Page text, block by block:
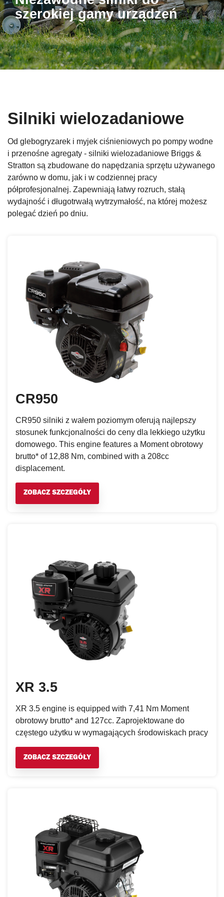
szerokiej gamy urządzeń
Silniki wielozadaniowe
Od glebogryzarek i myjek ciśnieniowych po pompy wodne
i przenośne agregaty - silniki wielozadaniowe Briggs &
Stratton są zbudowane do napędzania sprzętu używanego
zarówno w domu, jak i w codziennej pracy
półprofesjonalnej. Zapewniają łatwy rozruch, stałą
wydajność i długotrwałą wytrzymałość, na której możesz
polegać dzień po dniu.
CR950
CR950 silniki z wałem poziomym oferują najlepszy
stosunek funkcjonalności do ceny dla lekkiego użytku
domowego. This engine features a Moment obrotowy
brutto* of 12,88 Nm, combined with a 208cc
displacement.
ZOBACZ SZCZEGÓŁY
XR 3.5
XR 3.5 engine is equipped with 7,41 Nm Moment
obrotowy brutto* and 127cc. Zaprojektowane do
częstego użytku w wymagających środowiskach pracy
ZOBACZ SZCZEGÓŁY